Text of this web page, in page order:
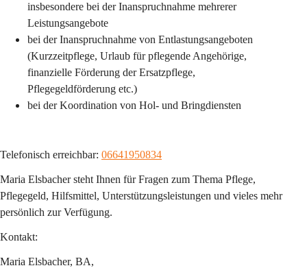
insbesondere bei der Inanspruchnahme mehrerer
Leistungsangebote
bei der Inanspruchnahme von Entlastungsangeboten
(Kurzzeitpflege, Urlaub für pflegende Angehörige,
finanzielle Förderung der Ersatzpflege,
Pflegegeldförderung etc.)
bei der Koordination von Hol- und Bringdiensten
Telefonisch erreichbar: 06641950834
Maria Elsbacher steht Ihnen für Fragen zum Thema Pflege,
Pflegegeld, Hilfsmittel, Unterstützungsleistungen und vieles mehr
persönlich zur Verfügung.
Kontakt:
Maria Elsbacher, BA,